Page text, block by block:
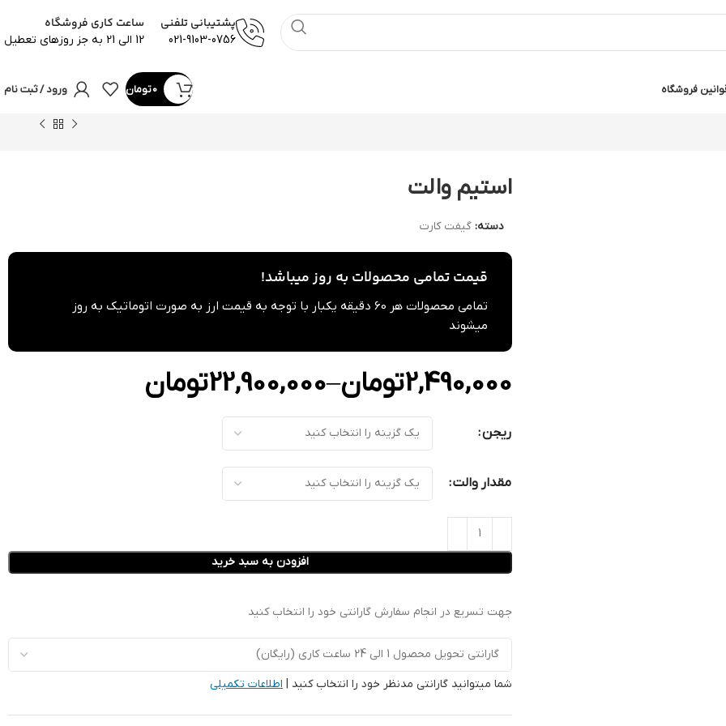
پشتیبانی تلفنی
021-9103-0756
ساعت کاری فروشگاه
12 الی 21 به جز روزهای تعطیل
فروشگاه 0تومان ورود / ثبت نام
استیم والت
دسته: گیفت کارت
قیمت تمامی محصولات به روز میباشد!
تمامی محصولات هر 60 دقیقه یکبار با توجه به قیمت ارز به صورت اتوماتیک به روز
میشوند
2,490,000تومان–
22,900,000تومان
ریجن
مقدار والت
افزودن به سبد خرید
جهت تسریع در انجام سفارش گارانتی خود را انتخاب کنید
شما میتوانید گارانتی مدنظر خود را انتخاب کنید | اطلاعات تکمیلی